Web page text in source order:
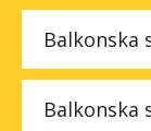
Balkonska
Balkonska